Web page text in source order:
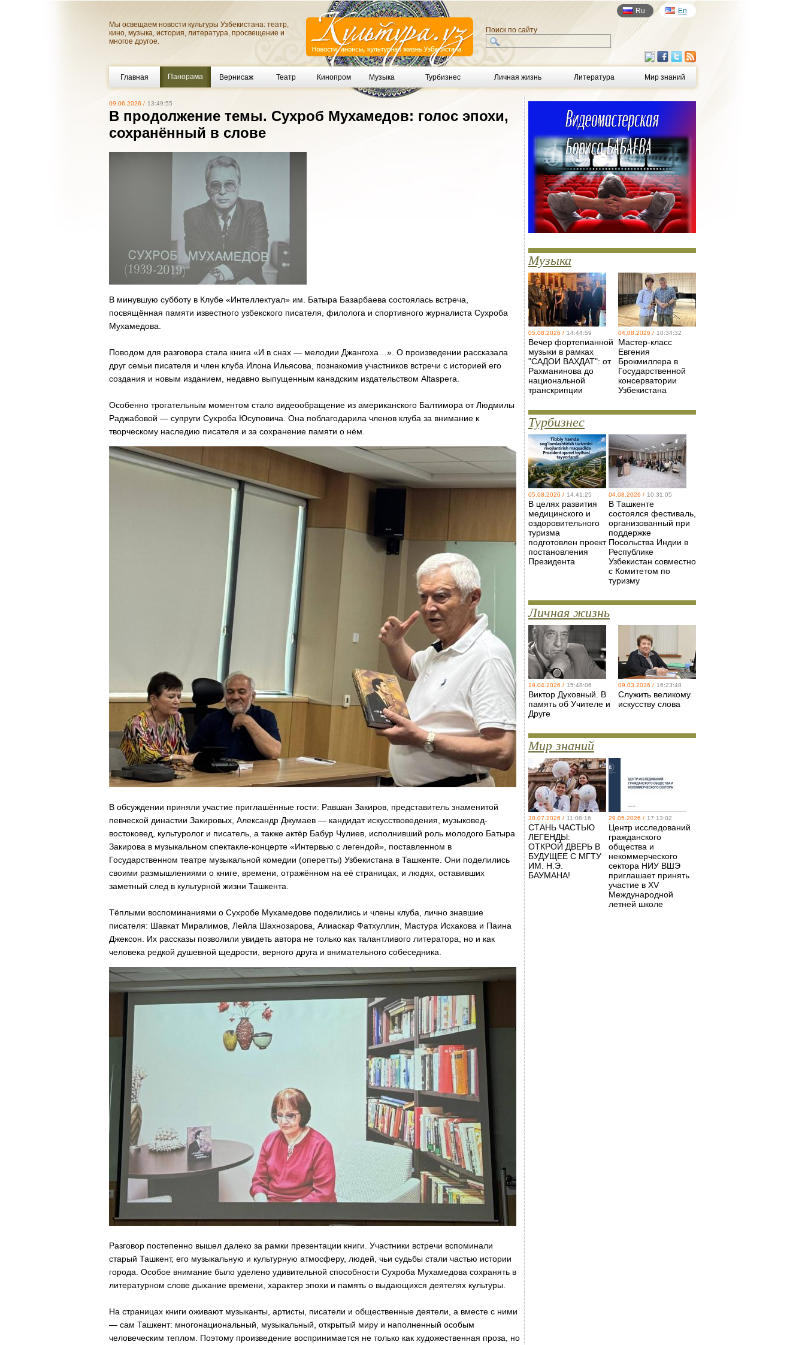
Мы освещаем новости культуры Узбекистана: театр,
кино, музыка, история, литература, просвещение и
многое другое.
Ru En
Поиск по сайту
Главная Панорама Вернисаж Театр Кинопром Музыка Турбизнес Личная жизнь Литература Мир знаний
09.06.2026 / 13:49:55
В продолжение темы. Сухроб Мухамедов: голос эпохи,
сохранённый в слове
В минувшую субботу в Клубе «Интеллектуал» им. Батыра Базарбаева состоялась встреча,
посвящённая памяти известного узбекского писателя, филолога и спортивного журналиста Сухроба
Мухамедова.
Поводом для разговора стала книга «И в снах — мелодии Джангоха…». О произведении рассказала
друг семьи писателя и член клуба Илона Ильясова, познакомив участников встречи с историей его
создания и новым изданием, недавно выпущенным канадским издательством Altaspera.
Особенно трогательным моментом стало видеообращение из американского Балтимора от Людмилы
Раджабовой — супруги Сухроба Юсуповича. Она поблагодарила членов клуба за внимание к
творческому наследию писателя и за сохранение памяти о нём.
В обсуждении приняли участие приглашённые гости: Равшан Закиров, представитель знаменитой
певческой династии Закировых, Александр Джумаев — кандидат искусствоведения, музыковед-
востоковед, культуролог и писатель, а также актёр Бабур Чулиев, исполнивший роль молодого Батыра
Закирова в музыкальном спектакле-концерте «Интервью с легендой», поставленном в
Государственном театре музыкальной комедии (оперетты) Узбекистана в Ташкенте. Они поделились
своими размышлениями о книге, времени, отражённом на её страницах, и людях, оставивших
заметный след в культурной жизни Ташкента.
Тёплыми воспоминаниями о Сухробе Мухамедове поделились и члены клуба, лично знавшие
писателя: Шавкат Миралимов, Лейла Шахнозарова, Алиаскар Фатхуллин, Мастура Исхакова и Паина
Джексон. Их рассказы позволили увидеть автора не только как талантливого литератора, но и как
человека редкой душевной щедрости, верного друга и внимательного собеседника.
Разговор постепенно вышел далеко за рамки презентации книги. Участники встречи вспоминали
старый Ташкент, его музыкальную и культурную атмосферу, людей, чьи судьбы стали частью истории
города. Особое внимание было уделено удивительной способности Сухроба Мухамедова сохранять в
литературном слове дыхание времени, характер эпохи и память о выдающихся деятелях культуры.
На страницах книги оживают музыканты, артисты, писатели и общественные деятели, а вместе с ними
— сам Ташкент: многонациональный, музыкальный, открытый миру и наполненный особым
человеческим теплом. Поэтому произведение воспринимается не только как художественная проза, но
Музыка
05.08.2026 / 14:44:59
Вечер фортепианной
музыки в рамках
"САДОИ ВАХДАТ": от
Рахманинова до
национальной
транскрипции
04.08.2026 / 10:34:32
Мастер-класс
Евгения
Брокмиллера в
Государственной
консерватории
Узбекистана
Турбизнес
05.08.2026 / 14:41:25
В целях развития
медицинского и
оздоровительного
туризма
подготовлен проект
постановления
Президента
04.08.2026 / 10:31:05
В Ташкенте
состоялся фестиваль,
организованный при
поддержке
Посольства Индии в
Республике
Узбекистан совместно
с Комитетом по
туризму
Личная жизнь
19.04.2026 / 15:48:06
Виктор Духовный. В
память об Учителе и
Друге
09.03.2026 / 16:23:48
Служить великому
искусству слова
Мир знаний
30.07.2026 / 11:08:16
СТАНЬ ЧАСТЬЮ
ЛЕГЕНДЫ:
ОТКРОЙ ДВЕРЬ В
БУДУЩЕЕ С МГТУ
ИМ. Н.Э.
БАУМАНА!
29.05.2026 / 17:13:02
Центр исследований
гражданского
общества и
некоммерческого
сектора НИУ ВШЭ
приглашает принять
участие в XV
Международной
летней школе